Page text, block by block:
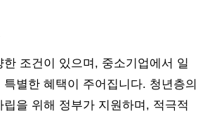
한 조건이 있으며, 중소기업에서 일
별한 혜택이 주어집니다. 청년층의
립을 위해 정부가 지원하며, 적극적